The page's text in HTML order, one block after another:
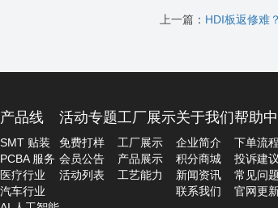
上一篇： HDI板返修难
产品线
SMT 贴装
PCBA 服务
医疗行业
汽车行业
活动专题
免费打样
会员公告
活动列表
工厂展示
工厂展示
产品展示
工艺能力
关于我们
企业简介
积分商城
新闻资讯
联系我们
帮助
下单流程
投诉建议
常见问题
官网更